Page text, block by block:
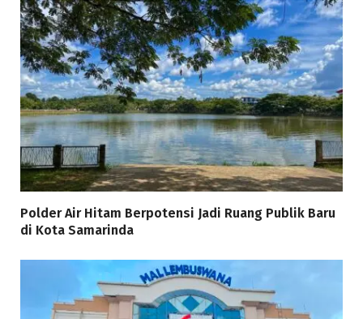
Polder Air Hitam Berpotensi Jadi Ruang Publik Baru
di Kota Samarinda